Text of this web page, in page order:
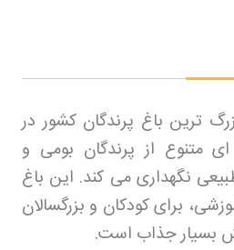
ترین باغ پرندگان کشور در
متنوع از پرندگان بومی و
نگهداری می کند. این باغ
برای کودکان و بزرگسالان
بسیار جذاب است.